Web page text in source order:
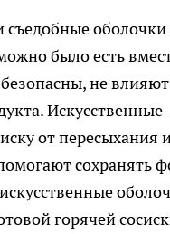
съедобные
было есть
не
от пересыхания
сохранять
горячей